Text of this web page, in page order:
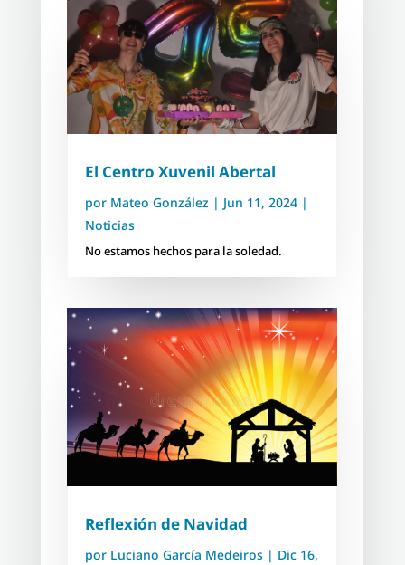
El Centro Xuvenil Abertal
por Mateo González| Jun 11, 2024|
Noticias
No estamos hechos para la soledad.
Reflexión de Navidad
por Luciano García Medeiros| Dic 16,